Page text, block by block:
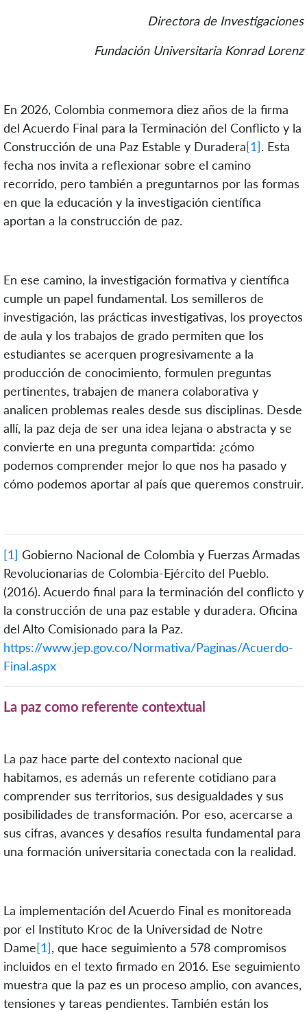
Directora de Investigaciones
Fundación Universitaria Konrad Lorenz
En 2026, Colombia conmemora diez años de la firma
del Acuerdo Final para la Terminación del Conflicto y la
Construcción de una Paz Estable y Duradera[1]. Esta
fecha nos invita a reflexionar sobre el camino
recorrido, pero también a preguntarnos por las formas
en que la educación y la investigación científica
aportan a la construcción de paz.
En ese camino, la investigación formativa y científica
cumple un papel fundamental. Los semilleros de
investigación, las prácticas investigativas, los proyectos
de aula y los trabajos de grado permiten que los
estudiantes se acerquen progresivamente a la
producción de conocimiento, formulen preguntas
pertinentes, trabajen de manera colaborativa y
analicen problemas reales desde sus disciplinas. Desde
allí, la paz deja de ser una idea lejana o abstracta y se
convierte en una pregunta compartida: ¿cómo
podemos comprender mejor lo que nos ha pasado y
cómo podemos aportar al país que queremos construir.
[1] Gobierno Nacional de Colombia y Fuerzas Armadas
Revolucionarias de Colombia-Ejército del Pueblo.
(2016). Acuerdo final para la terminación del conflicto y
la construcción de una paz estable y duradera. Oficina
del Alto Comisionado para la Paz.
https://www.jep.gov.co/Normativa/Paginas/Acuerdo-
Final.aspx
La paz como referente contextual
La paz hace parte del contexto nacional que
habitamos, es además un referente cotidiano para
comprender sus territorios, sus desigualdades y sus
posibilidades de transformación. Por eso, acercarse a
sus cifras, avances y desafíos resulta fundamental para
una formación universitaria conectada con la realidad.
La implementación del Acuerdo Final es monitoreada
por el Instituto Kroc de la Universidad de Notre
Dame[1], que hace seguimiento a 578 compromisos
incluidos en el texto firmado en 2016. Ese seguimiento
muestra que la paz es un proceso amplio, con avances,
tensiones y tareas pendientes. También están los